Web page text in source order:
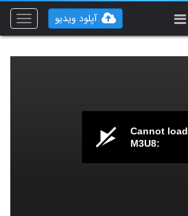
Toggle
آپلود ویدیو
Cannot load
M3U8: